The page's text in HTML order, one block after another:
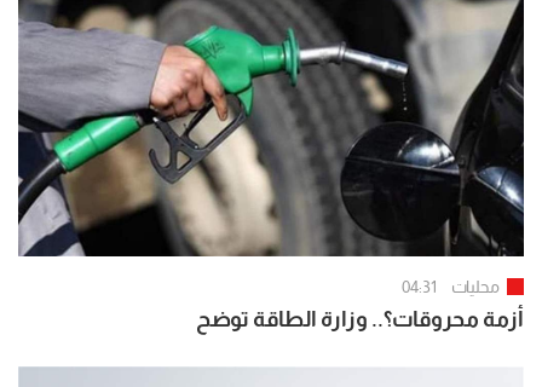
محليات 04:31
أزمة محروقات؟.. وزارة الطاقة توضح